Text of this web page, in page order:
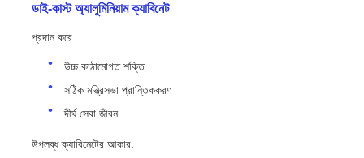
ডাই-কাস্ট অ্যালুমিনিয়াম ক্যাবিনেট
প্রদান করে:
উচ্চ কাঠামোগত শক্তি
সঠিক মন্ত্রিসভা প্রান্তিককরণ
দীর্ঘ সেবা জীবন
উপলব্ধ ক্যাবিনেটের আকার: